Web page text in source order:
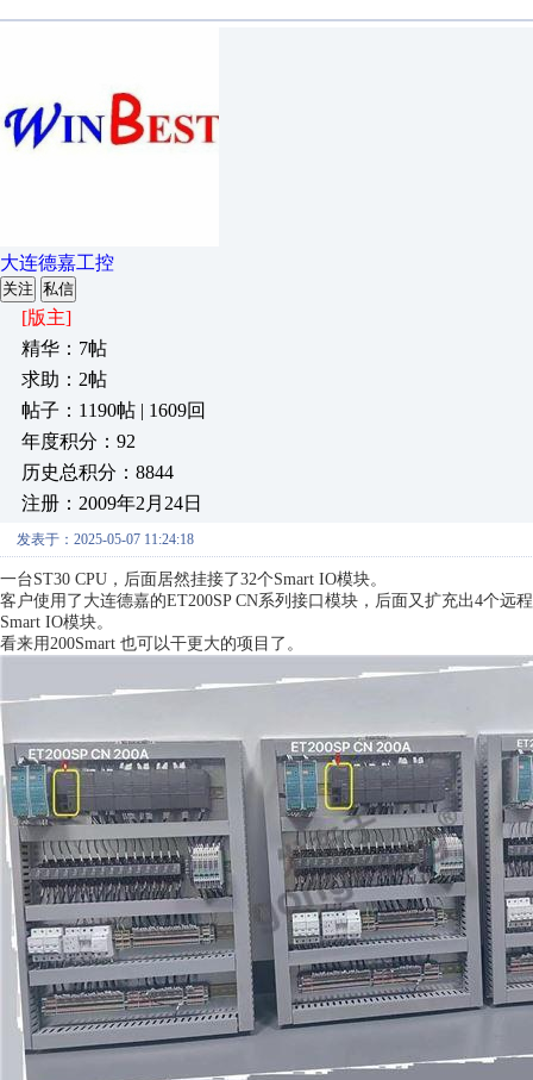
大连德嘉工控
关注 私信
[版主]
精华：7帖
求助：2帖
帖子：1190帖 | 1609回
年度积分：92
历史总积分：8844
注册：2009年2月24日
发表于：2025-05-07 11:24:18
一台ST30 CPU，后面居然挂接了32个Smart IO模块。
客户使用了大连德嘉的ET200SP CN系列接口模块，后面又扩充出4个远
Smart IO模块。
看来用200Smart 也可以干更大的项目了。